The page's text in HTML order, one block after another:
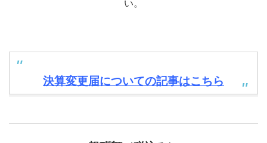
い。
決算変更届についての記事はこちら